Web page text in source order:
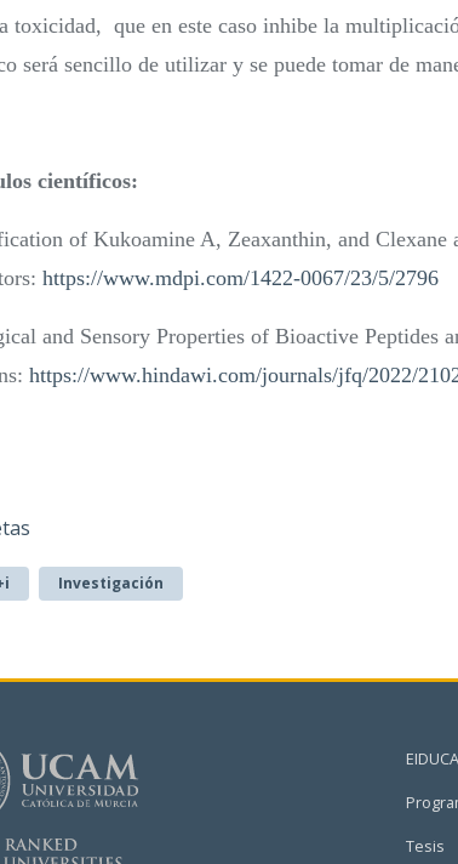
toxicidad, que en este caso inhibe la
será sencillo de utilizar y se puede tomar de
científicos:
of Kukoamine A, Zeaxanthin, and Clexane
https://www.mdpi.com/1422-0067/23/5/2796
and Sensory Properties of Bioactive Peptides
https://www.hindawi.com/journals/jfq/2022/
Investigación
Tesis